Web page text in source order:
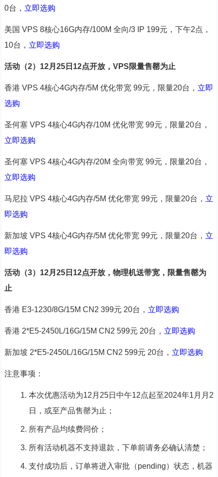
0台， 立即选购
美国 VPS 8核心16G内存/100M 全向/3 IP 199元，下午2点，
10台， 立即选购
活动（2）12月25日12点开放，VPS限量售罄为止
香港 VPS 4核心4G内存/5M 优化带宽 99元，限量20台， 立即
选购
圣何塞 VPS 4核心4G内存/10M 优化带宽 99元，限量20台，
立即选购
圣何塞 VPS 4核心4G内存/20M 全向带宽 99元，限量20台，
立即选购
马尼拉 VPS 4核心4G内存/5M 优化带宽 99元，限量20台， 立
即选购
新加坡 VPS 4核心4G内存/5M 优化带宽 99元，限量20台， 立
即选购
活动（3）12月25日12点开放，物理机送带宽，限量售罄为
止
香港 E3-1230/8G/15M CN2 399元 20台， 立即选购
香港 2*E5-2450L/16G/15M CN2 599元 20台， 立即选购
新加坡 2*E5-2450L/16G/15M CN2 599元 20台， 立即选购
注意事项：
本次优惠活动为12月25日中午12点起至2024年1月月2
日，或至产品售罄为止；
所有产品均续费同价；
所有活动机器不支持退款，下单前请务必确认清楚；
支付成功后，订单将进入审批（pending）状态，机器